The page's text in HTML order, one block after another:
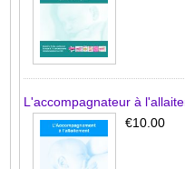
L'accompagnateur à
€10.00